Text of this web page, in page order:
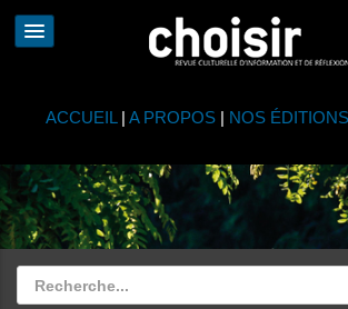
ACCUEIL | A PROPOS| NOS ÉDITIONS